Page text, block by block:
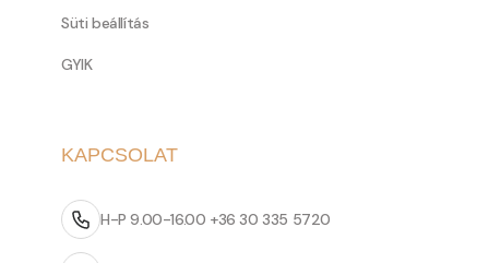
Süti beállítás
GYIK
KAPCSOLAT
H-P 9.00-16.00 +36 30 335 5720